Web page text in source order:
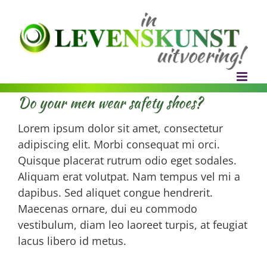
inhoud
Do your men wear safety shoes?
Lorem ipsum dolor sit amet, consectetur
adipiscing elit. Morbi consequat mi orci.
Quisque placerat rutrum odio eget sodales.
Aliquam erat volutpat. Nam tempus vel mi a
dapibus. Sed aliquet congue hendrerit.
Maecenas ornare, dui eu commodo
vestibulum, diam leo laoreet turpis, at feugiat
lacus libero id metus.